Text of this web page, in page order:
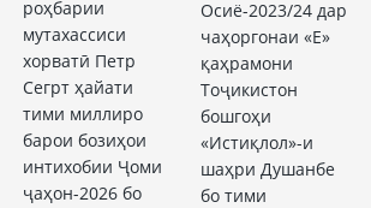
роҳбарии
мутахассиси
хорватӣ Петр
Сегрт ҳайати
тими миллиро
барои бозиҳои
интихобии Ҷоми
ҷаҳон-2026 бо
Осиё-2023/24 дар
чаҳоргонаи «Е»
қаҳрамони
Тоҷикистон
бошгоҳи
«Истиқлол»-и
шаҳри Душанбе
бо тими